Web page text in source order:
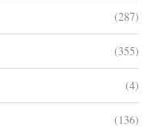
(287)
(355)
(4)
(136)